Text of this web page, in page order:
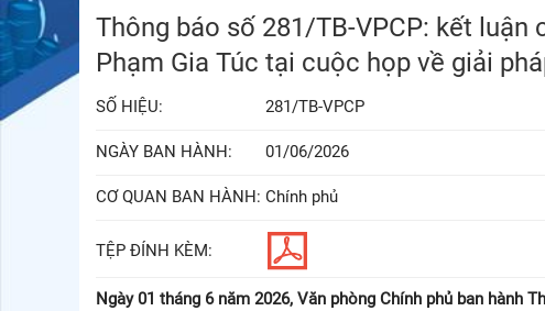
Thông báo số 281/TB-VPCP: kết
Phạm Gia Túc tại cuộc họp về giải
SỐ HIỆU: 281/TB-VPCP
NGÀY BAN HÀNH: 01/06/2026
CƠ QUAN BAN HÀNH: Chính phủ
TỆP ĐÍNH KÈM:
Ngày 01 tháng 6 năm 2026, Văn phòng Chính phủ ban hành